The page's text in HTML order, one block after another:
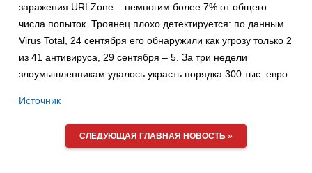
заражения URLZone – немногим более 7% от общего
числа попыток. Троянец плохо детектируется: по данным
Virus Total, 24 сентября его обнаружили как угрозу только 2
из 41 антивируса, 29 сентября – 5. За три недели
злоумышленникам удалось украсть порядка 300 тыс. евро.
Источник
СЛЕДУЮЩАЯ ГЛАВНАЯ НОВОСТЬ »